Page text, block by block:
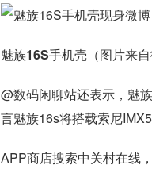
魅族16S手机壳（图片来自
@数码闲聊站还表示，魅
言魅族16s将搭载索尼
APP商店搜索中关村在线